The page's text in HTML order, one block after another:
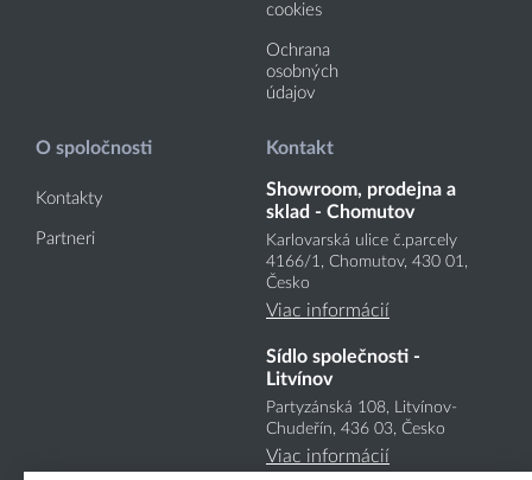
cookies
Ochrana
osobných
údajov
O spoločnosti
Kontakty
Partneri
Kontakt
Showroom, prodejna a
sklad - Chomutov
Karlovarská ulice č.parcely
4166/1, Chomutov, 430 01,
Česko
Viac informácií
Sídlo společnosti -
Litvínov
Partyzánská 108, Litvínov-
Chudeřín, 436 03, Česko
Viac informácií